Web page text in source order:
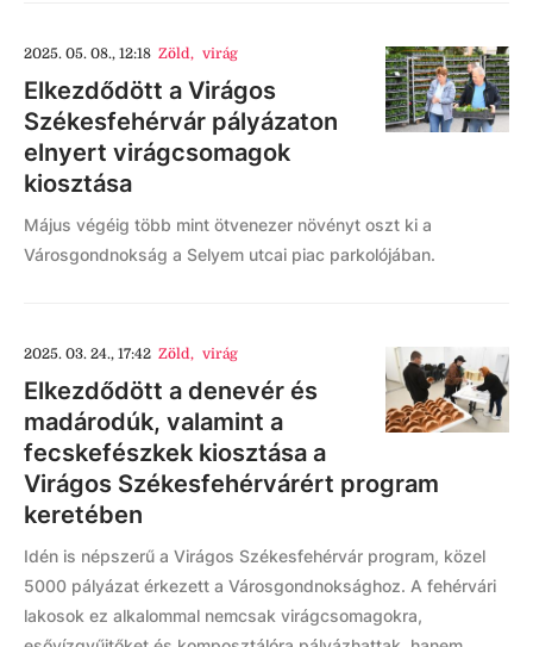
2025. 05. 08., 12:18 Zöld, virág
Elkezdődött a Virágos
Székesfehérvár pályázaton
elnyert virágcsomagok
kiosztása
Május végéig több mint ötvenezer növényt oszt ki a
Városgondnokság a Selyem utcai piac parkolójában.
2025. 03. 24., 17:42 Zöld, virág
Elkezdődött a denevér és
madárodúk, valamint a
fecskefészkek kiosztása a
Virágos Székesfehérvárért program
keretében
Idén is népszerű a Virágos Székesfehérvár program, közel
5000 pályázat érkezett a Városgondnoksághoz. A fehérvári
lakosok ez alkalommal nemcsak virágcsomagokra,